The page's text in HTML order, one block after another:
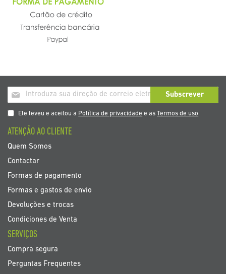
Inscrição
a
nosso
de
noticias
Subscrever
Ele leveu e aceitou a Política de privacidade e asTermos de uso
ATENÇÃO AO CLIENTE
Quem Somos
Contactar
Formas de pagamento
Formas e gastos de envio
Devoluções e trocas
Condiciones de Venta
SERVIÇOS
Compra segura
Perguntas Frequentes